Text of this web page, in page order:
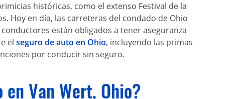
históricas, como el extenso Festival de la
Hoy en día, las carreteras del condado de Ohio
están obligados a tener aseguranza
el seguro de auto en Ohio, incluyendo las primas
por conducir sin seguro.
Van Wert, Ohio?